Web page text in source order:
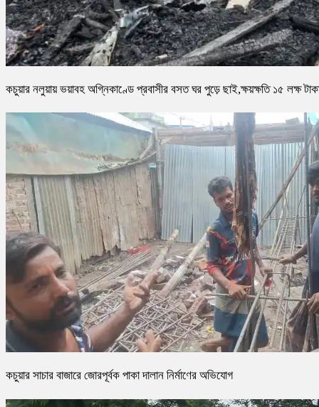
কচুয়ার নলুয়ায় ভয়াবহ অগ্নিকাণ্ডে প্রবাসীর বসত ঘর পুড়ে ছাই,ক্ষয়ক্ষতি ১৫ লক্ষ
কচুয়ার সাচার বাজারে জোরপূর্বক পাকা দালান নির্মাণের অভিযোগ